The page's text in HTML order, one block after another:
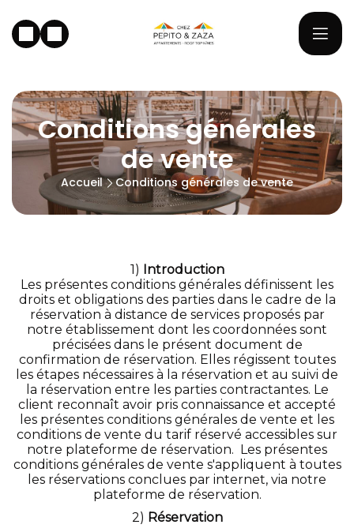
Conditions générales
de vente
Accueil Conditions générales de vente
1) Introduction
Les présentes conditions générales définissent les
droits et obligations des parties dans le cadre de la
réservation à distance de services proposés par
notre établissement dont les coordonnées sont
précisées dans le présent document de
confirmation de réservation. Elles régissent toutes
les étapes nécessaires à la réservation et au suivi de
la réservation entre les parties contractantes. Le
client reconnaît avoir pris connaissance et accepté
les présentes conditions générales de vente et les
conditions de vente du tarif réservé accessibles sur
notre plateforme de réservation. Les présentes
conditions générales de vente s'appliquent à toutes
les réservations conclues par internet, via notre
plateforme de réservation.
2) Réservation